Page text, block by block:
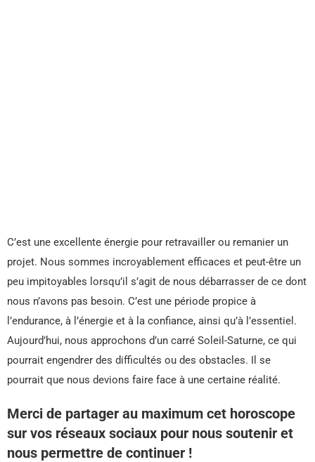
C’est une excellente énergie pour retravailler ou remanier un
projet. Nous sommes incroyablement efficaces et peut-être un
peu impitoyables lorsqu’il s’agit de nous débarrasser de ce dont
nous n’avons pas besoin. C’est une période propice à
l’endurance, à l’énergie et à la confiance, ainsi qu’à l’essentiel.
Aujourd’hui, nous approchons d’un carré Soleil-Saturne, ce qui
pourrait engendrer des difficultés ou des obstacles. Il se
pourrait que nous devions faire face à une certaine réalité.
Merci de partager au maximum cet horoscope
sur vos réseaux sociaux pour nous soutenir et
nous permettre de continuer !